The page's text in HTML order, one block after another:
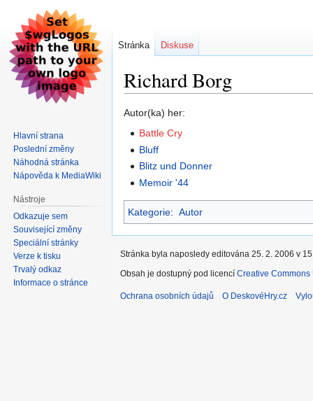
Richard Borg
Skočit
Skočit
Autor(ka) her:
Battle Cry
Bluff
Blitz und Donner
Memoir '44
Kategorie: Autor
Stránka Diskuse
Hlavní strana
Poslední změny
Náhodná stránka
Nápověda k MediaWiki
Nástroje
Odkazuje sem
Související změny
Speciální stránky
Verze k tisku
Trvalý odkaz
Informace o stránce
Stránka byla naposledy editována 25. 2. 2006 v
Obsah je dostupný pod licencí Creative
Ochrana osobních údajů O DeskovéHry.cz